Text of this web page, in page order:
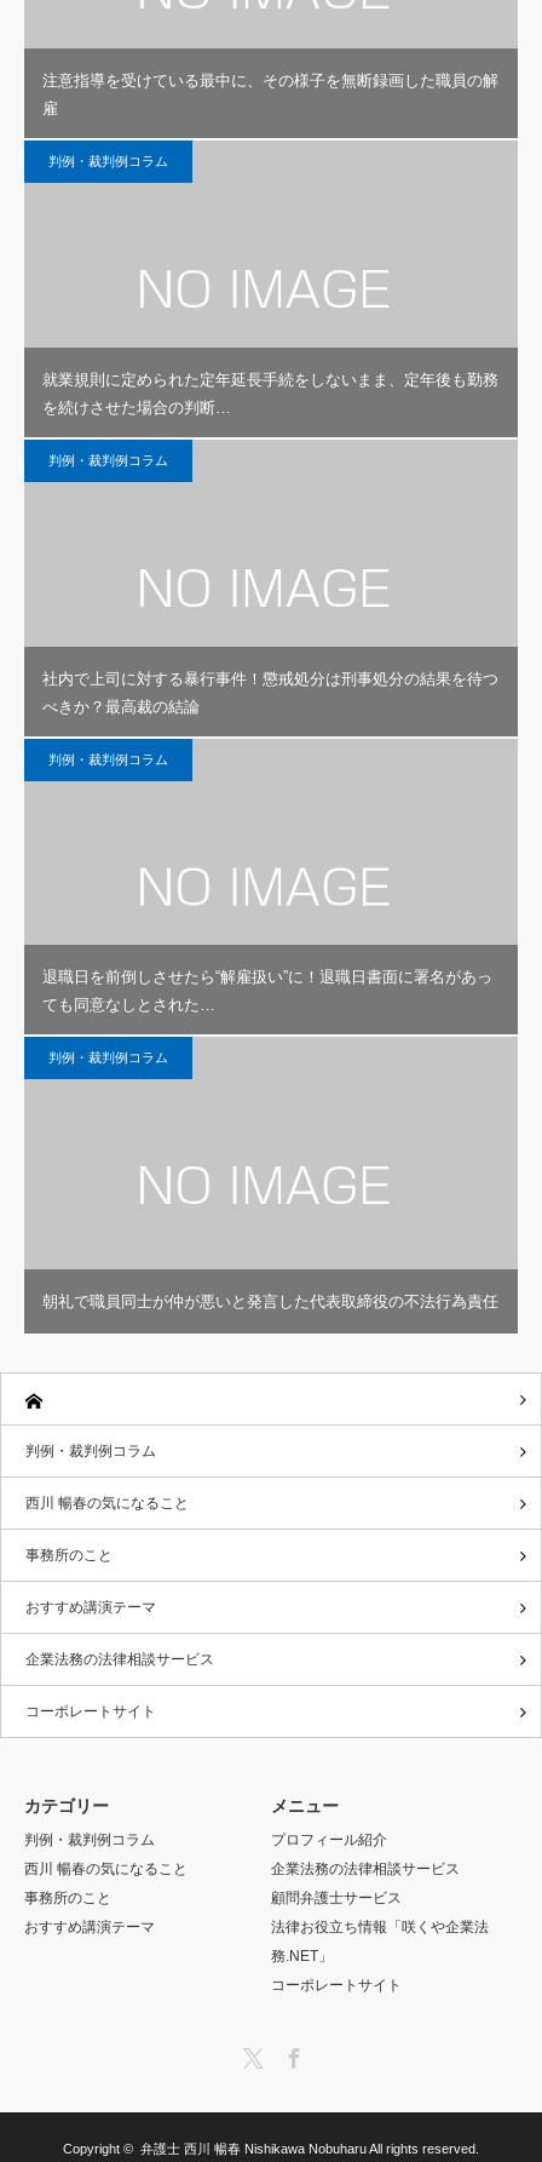
注意指導を受けている最中に、その様子を無断録画した職員の解
雇
判例・裁判例コラム
就業規則に定められた定年延長手続をしないまま、定年後も勤務
を続けさせた場合の判断…
判例・裁判例コラム
社内で上司に対する暴行事件！懲戒処分は刑事処分の結果を待つ
べきか？最高裁の結論
判例・裁判例コラム
退職日を前倒しさせたら“解雇扱い”に！退職日書面に署名があっ
ても同意なしとされた…
判例・裁判例コラム
朝礼で職員同士が仲が悪いと発言した代表取締役の不法行為責任
判例・裁判例コラム
西川 暢春の気になること
事務所のこと
おすすめ講演テーマ
企業法務の法律相談サービス
コーポレートサイト
カテゴリー
判例・裁判例コラム
西川 暢春の気になること
事務所のこと
おすすめ講演テーマ
メニュー
プロフィール紹介
企業法務の法律相談サービス
顧問弁護士サービス
法律お役立ち情報「咲くや企業法
務.NET」
コーポレートサイト
Copyright © 弁護士 西川 暢春 Nishikawa NobuharuAll rights reserved.